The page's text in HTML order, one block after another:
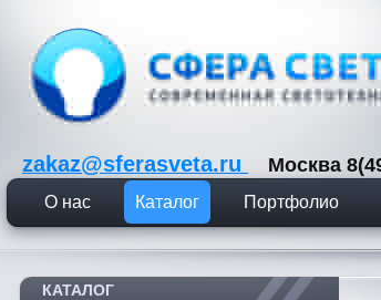
zakaz@sferasveta.ru Москва
О нас Каталог Портфолио
КАТАЛОГ